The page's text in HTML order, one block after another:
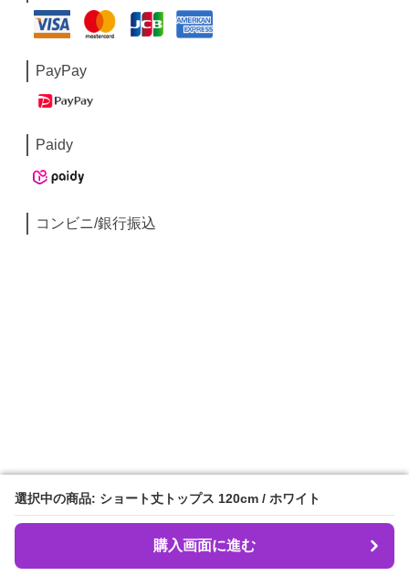
選択中の商品: ショート丈トップス 120cm / ホワイト
購入画面に進む
選択中の商品: ショート丈トップス 120cm / ホワイト
購入画面に進む
PayPay
Paidy
コンビニ/銀行振込